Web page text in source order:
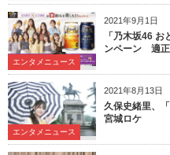
2021年9月1日
エンタメニュース
「乃木坂46
ンペーン 適正
2021年8月13日
エンタメニュース
久保史緒里、
宮城ロケ